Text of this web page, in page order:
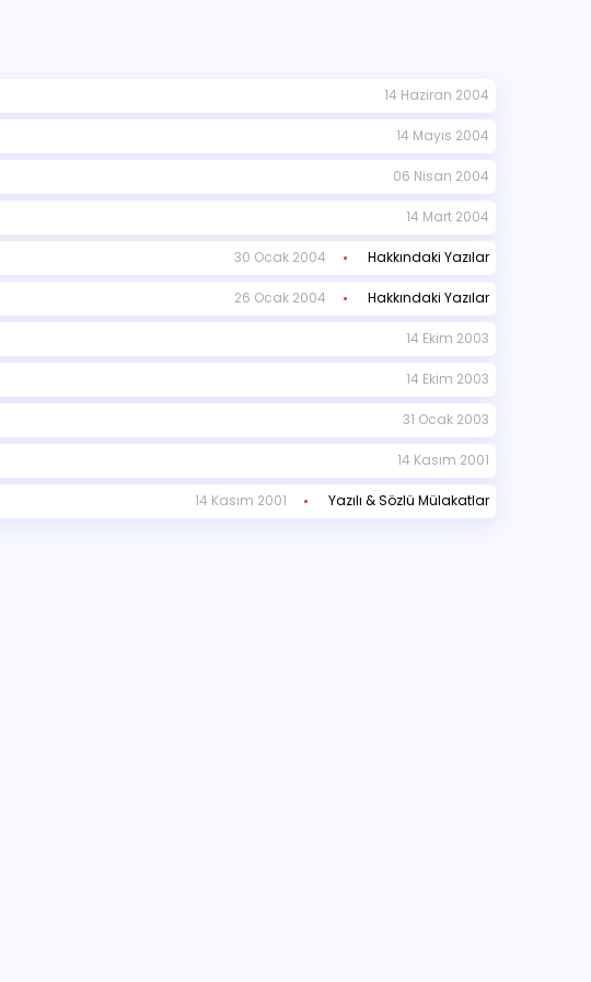
14 Haziran 2004
14 Mayıs 2004
06 Nisan 2004
14 Mart 2004
30 Ocak 2004 Hakkındaki Yazılar
26 Ocak 2004 Hakkındaki Yazılar
14 Ekim 2003
14 Ekim 2003
31 Ocak 2003
14 Kasım 2001
14 Kasım 2001 Yazılı & Sözlü Mülakatlar